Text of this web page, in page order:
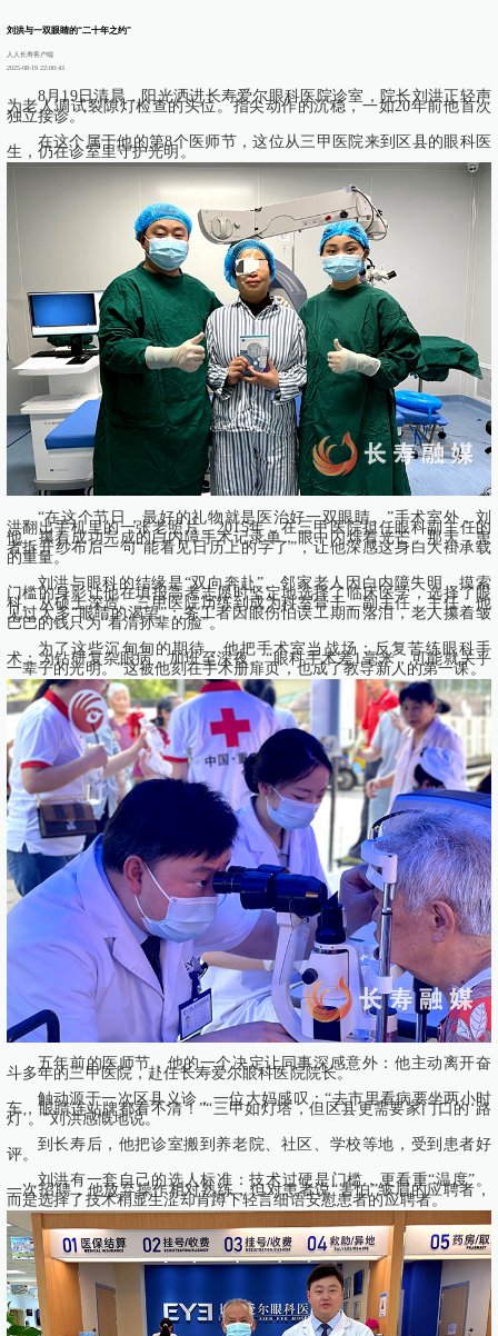
刘洪与一双眼睛的“二十年之约”
人人长寿客户端
2025-08-19 22:00:43
8月19日清晨，阳光洒进长寿爱尔眼科医院诊室，院长刘洪正轻声
为老人调试裂隙灯检查的头位。指尖动作的沉稳，一如20年前他首次
独立接诊。
在这个属于他的第8个医师节，这位从三甲医院来到区县的眼科医
生，仍在诊室里守护光明。
“在这个节日，最好的礼物就是医治好一双眼睛。”手术室外，刘
洪翻出手机里的一张老照片。2015年，在三甲医院担任眼科副主任的
他，攥着成功完成的白内障手术记录单，眼中闪烁着光芒。那天，患
者拆开纱布后一句“能看见日历上的字了”，让他深感这身白大褂承载
的重量。
刘洪与眼科的结缘是“双向奔赴”。邻家老人因白内障失明，摸索
门槛的身影让他在填报高考志愿时坚定地选择了临床医学，选择了眼
科。从硕士深造、三甲医院历练到成为科室骨干、副主任、主任，他
见过太多“眼睛的渴望”：务工者因眼伤怕误工期而落泪，老人攥着皱
巴巴的钱只为“看清孙辈的脸”。
为了这些沉甸甸的期待，他把手术室当战场：反复苦练眼科手
术；为钻研复杂眼病，加班至深夜。“眼科手术差1毫米，可能就关乎
一辈子的光明。”这被他刻在手术册扉页，也成了教导新人的第一课。
五年前的医师节，他的一个决定让同事深感意外：他主动离开奋
斗多年的三甲医院，赴任长寿爱尔眼科医院院长。
触动源于一次区县义诊，一位大妈感叹：“去市里看病要坐两小时
车，眼睛连站牌都看不清！”“三甲如灯塔，但区县更需要家门口的‘路
灯’。”刘洪感慨地说。
到长寿后，他把诊室搬到养老院、社区、学校等地，受到患者好
评。
刘洪有一套自己的选人标准：技术过硬是门槛，更看重“温度”。
一次招聘，他放弃操作相对熟练，但对患者说“害怕”皱眉的应聘者，
而是选择了技术稍显生涩却肯蹲下轻言细语安慰患者的应聘者。